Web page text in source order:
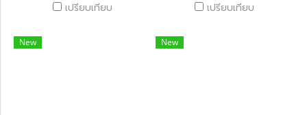
ปรับฮอร์โมนวัยทอง
เปรียบเทียบ เปรียบเทียบ
New New